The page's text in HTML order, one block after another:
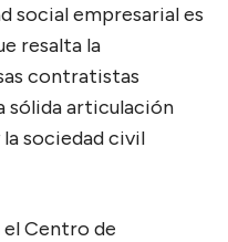
social empresarial es
resalta la
contratistas
sólida articulación
sociedad civil
el Centro de